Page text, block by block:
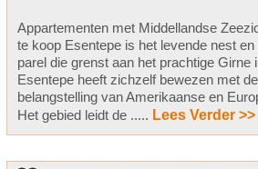
Appartementen met Middellandse
te koop Esentepe is het levende nest
parel die grenst aan het prachtige Girne
Esentepe heeft zichzelf bewezen met
belangstelling van Amerikaanse en
Het gebied leidt de ..... Lees Verder >>